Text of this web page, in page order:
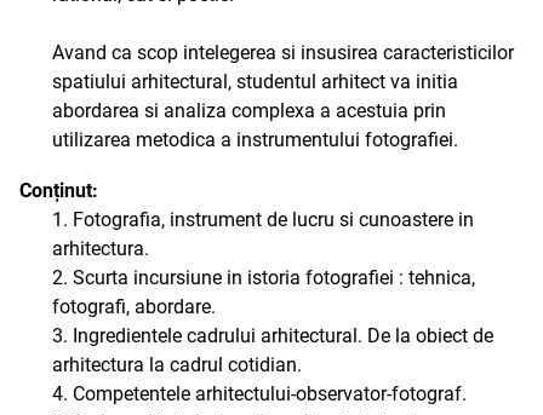
Avand ca scop intelegerea si insusirea caracteristicilor
spatiului arhitectural, studentul arhitect va initia
abordarea si analiza complexa a acestuia prin
utilizarea metodica a instrumentului fotografiei.
Conținut:
1. Fotografia, instrument de lucru si cunoastere in
arhitectura.
2. Scurta incursiune in istoria fotografiei : tehnica,
fotografi, abordare.
3. Ingredientele cadrului arhitectural. De la obiect de
arhitectura la cadrul cotidian.
4. Competentele arhitectului-observator-fotograf.